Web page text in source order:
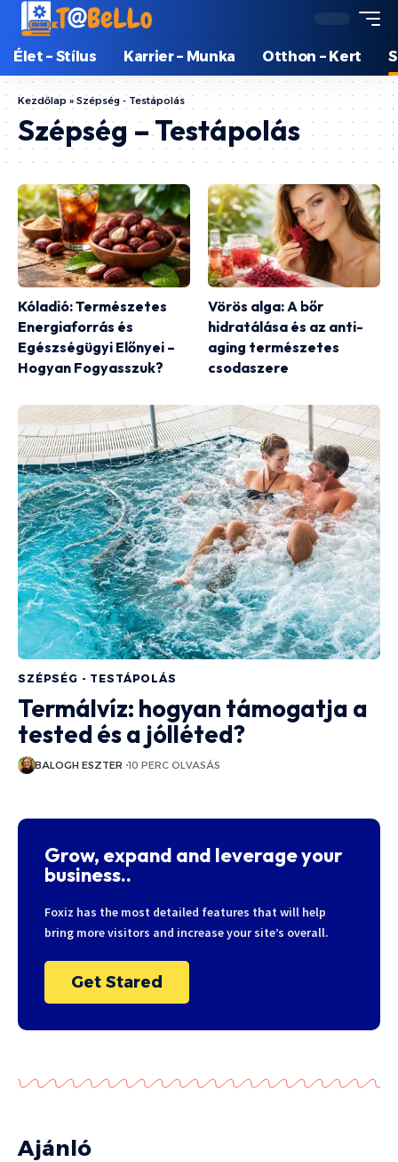
Élet – Stílus Karrier – Munka Otthon – Kert
Kezdőlap » Szépség - Testápolás
Szépség – Testápolás
Kóladió: Természetes
Energiaforrás és
Egészségügyi Előnyei –
Hogyan Fogyasszuk?
Vörös alga: A bőr
hidratálása és az anti-
aging természetes
csodaszere
SZÉPSÉG - TESTÁPOLÁS
Termálvíz: hogyan támogatja a
tested és a jólléted?
BALOGH ESZTER 10 PERC OLVASÁS
Grow, expand and leverage your
business..
Foxiz has the most detailed features that will help
bring more visitors and increase your site’s overall.
Get Stared
Ajánló